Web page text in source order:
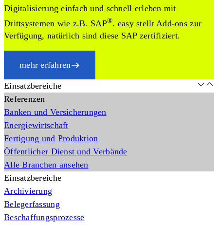
Digitalisierung einfach und schnell erleben mit
Drittsystemen wie z.B. SAP®. easy stellt Add-ons zur
Verfügung, natürlich sind diese SAP zertifiziert.
mehr erfahren
Einsatzbereiche
Referenzen
Banken und Versicherungen
Energiewirtschaft
Fertigung und Produktion
Öffentlicher Dienst und Verbände
Alle Branchen ansehen
Einsatzbereiche
Archivierung
Belegerfassung
Beschaffungsprozesse